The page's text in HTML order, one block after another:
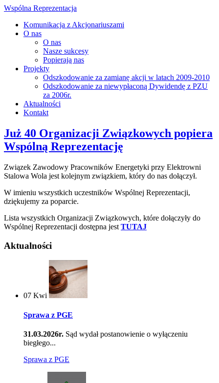
Wspólna Reprezentacja
Komunikacja z Akcjonariuszami
O nas
O nas
Nasze sukcesy
Popierają nas
Projekty
Odszkodowanie za zamianę akcji w latach 2009-2010
Odszkodowanie za niewypłaconą Dywidendę z PZU
za 2006r.
Aktualności
Kontakt
Już 40 Organizacji Związkowych popiera
Wspólną Reprezentację
Związek Zawodowy Pracowników Energetyki przy Elektrowni
Stalowa Wola jest kolejnym związkiem, który do nas dołączył.
W imieniu wszystkich uczestników Wspólnej Reprezentacji,
dziękujemy za poparcie.
Lista wszystkich Organizacji Związkowych, które dołączyły do
Wspólnej Reprezentacji dostępna jest TUTAJ
Aktualności
07 Kwi
Sprawa z PGE
31.03.2026r. Sąd wydał postanowienie o wyłączeniu
biegłego...
Sprawa z PGE